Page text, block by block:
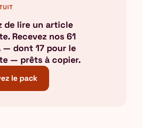
de lire un article
Recevez nos 61
— dont 17 pour le
— prêts à copier.
le pack